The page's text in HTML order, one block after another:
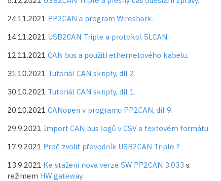
24.11.2021 PP2CAN a program Wireshark.
14.11.2021 USB2CAN Triple a protokol SLCAN.
12.11.2021 CAN bus a použití ethernetového kabelu.
31.10.2021 Tutoriál CAN skripty, díl 2.
30.10.2021 Tutoriál CAN skripty, díl 1.
20.10.2021 CANopen v programu PP2CAN, díl 9.
29.9.2021 Import CAN bus logů v CSV a textovém formátu.
17.9.2021 Proč zvolit převodník USB2CAN Triple ?
13.9.2021 Ke stažení nová verze SW PP2CAN 3.033 s
režimem HW gateway.